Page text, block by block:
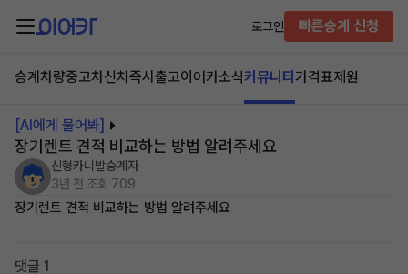
로그인 빠른승계 신청
승계차량중고차신차즉시출고이어카소식커뮤니티 가격표제원
[AI에게 물어봐]
장기렌트 견적 비교하는 방법 알려주세요
신형카니발승계자
3년 전 조회 709
장기렌트 견적 비교하는 방법 알려주세요
댓글 1